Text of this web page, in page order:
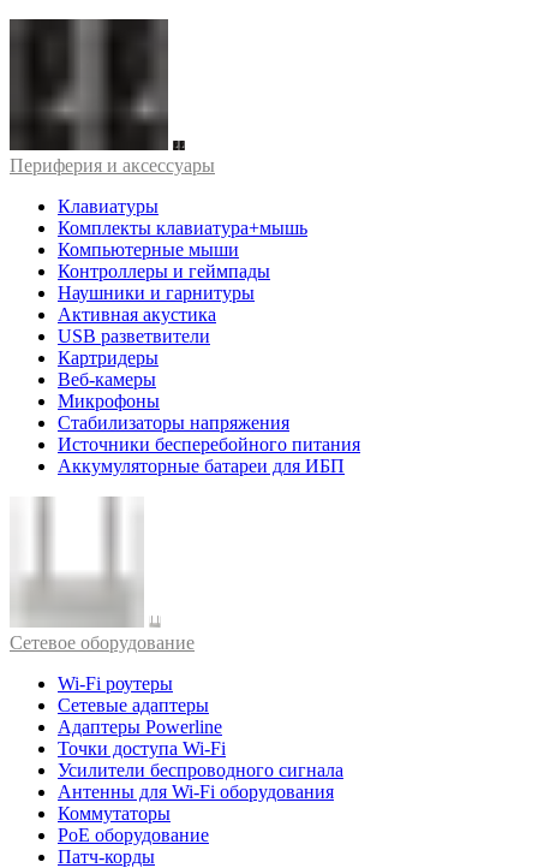
Периферия и аксессуары
Клавиатуры
Комплекты клавиатура+мышь
Компьютерные мыши
Контроллеры и геймпады
Наушники и гарнитуры
Активная акустика
USB разветвители
Картридеры
Веб-камеры
Микрофоны
Стабилизаторы напряжения
Источники бесперебойного питания
Аккумуляторные батареи для ИБП
Cетевое оборудование
Wi-Fi роутеры
Сетевые адаптеры
Адаптеры Powerline
Точки доступа Wi-Fi
Усилители беспроводного сигнала
Антенны для Wi-Fi оборудования
Коммутаторы
PoE оборудование
Патч-корды